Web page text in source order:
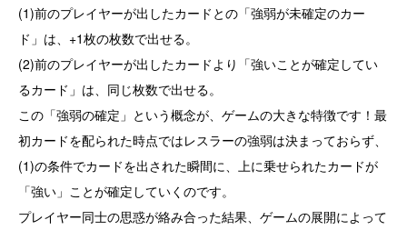
(1)前のプレイヤーが出したカードとの「強弱が未確定のカー
ド」は、+1枚の枚数で出せる。
(2)前のプレイヤーが出したカードより「強いことが確定してい
るカード」は、同じ枚数で出せる。
この「強弱の確定」という概念が、ゲームの大きな特徴です！最
初カードを配られた時点ではレスラーの強弱は決まっておらず、
(1)の条件でカードを出された瞬間に、上に乗せられたカードが
「強い」ことが確定していくのです。
プレイヤー同士の思惑が絡み合った結果、ゲームの展開によって